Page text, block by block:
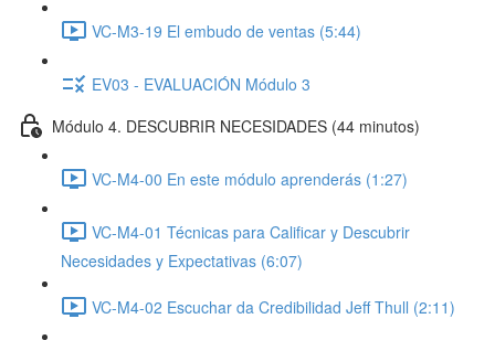
VC-M3-19 El embudo de ventas (5:44)
EV03 - EVALUACIÓN Módulo 3
Módulo 4. DESCUBRIR NECESIDADES (44 minutos)
VC-M4-00 En este módulo aprenderás (1:27)
VC-M4-01 Técnicas para Calificar y Descubrir
Necesidades y Expectativas (6:07)
VC-M4-02 Escuchar da Credibilidad Jeff Thull (2:11)